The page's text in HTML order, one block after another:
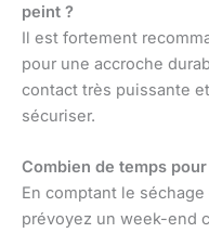
peint ?
Il est fortement
pour une accroche
contact très puissante
sécuriser.
Combien de temps pour
En comptant le
prévoyez un week-end